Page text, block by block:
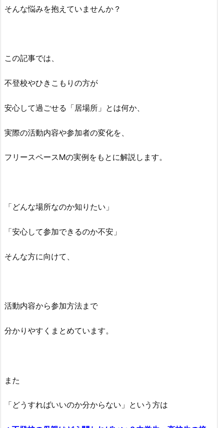
そんな悩みを抱えていませんか？
この記事では、
不登校やひきこもりの方が
安心して過ごせる「居場所」とは何か、
実際の活動内容や参加者の変化を、
フリースペースMの実例をもとに解説します。
「どんな場所なのか知りたい」
「安心して参加できるのか不安」
そんな方に向けて、
活動内容から参加方法まで
分かりやすくまとめています。
また
「どうすればいいのか分からない」という方は